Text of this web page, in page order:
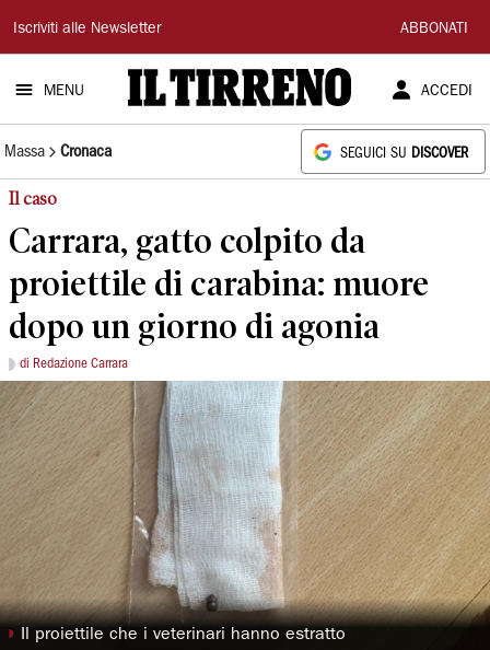
Il
Tirreno
Iscriviti alle Newsletter ABBONATI
MENU ACCEDI
Massa Cronaca SEGUICI SU DISCOVER
Il caso
Carrara, gatto colpito da
proiettile di carabina: muore
dopo un giorno di agonia
di Redazione Carrara
◗ Il proiettile che i veterinari hanno estratto